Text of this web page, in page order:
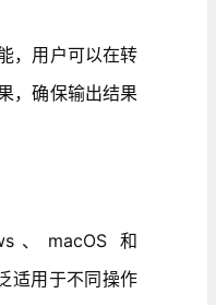
，用户可以在转
，确保输出结果
、macOS 和
适用于不同操作